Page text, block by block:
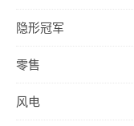
隐形冠军
零售
风电